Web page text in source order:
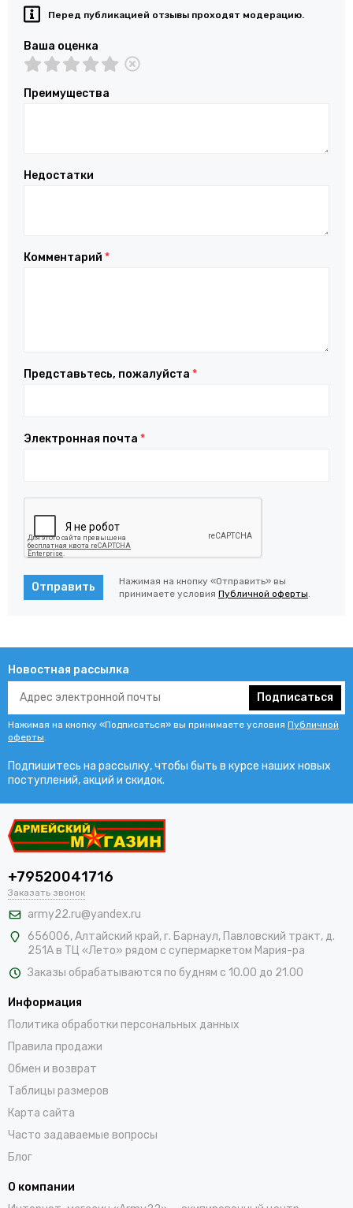
Перед публикацией отзывы проходят модерацию.
Ваша оценка
Преимущества
Недостатки
Комментарий *
Представьтесь, пожалуйста *
Электронная почта *
Отправить
Нажимая на кнопку «Отправить» вы
принимаете условия Публичной оферты.
Новостная рассылка
Подписаться
Нажимая на кнопку «Подписаться» вы принимаете условия Публичной
оферты.
Подпишитесь на рассылку, чтобы быть в курсе наших новых
поступлений, акций и скидок.
+79520041716
Заказать звонок
army22.ru@yandex.ru
656006, Алтайский край,г. Барнаул, Павловский тракт, д.
251А в ТЦ «Лето» рядом с супермаркетом Мария-ра
Заказы обрабатываются по будням с 10.00 до 21.00
Информация
Политика обработки персональных данных
Правила продажи
Обмен и возврат
Таблицы размеров
Карта сайта
Часто задаваемые вопросы
Блог
О компании